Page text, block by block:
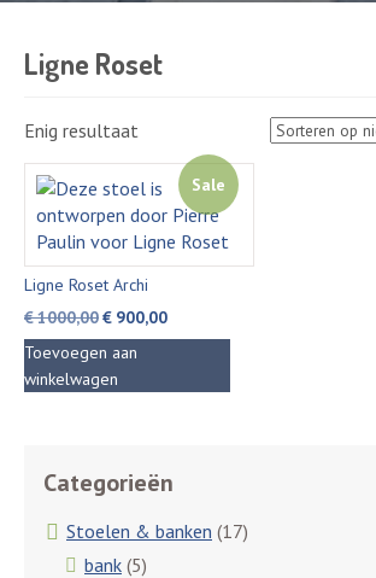
Ligne Roset
Enig resultaat
Sale
Ligne Roset Archi
€1000,00Oorspronkelijke
prijs
€ 1000,00.
€ 900,00Huidige
prijs
€ 900,00.
Toevoegen aan
winkelwagen
Categorieën
Stoelen & banken (17)
bank (5)